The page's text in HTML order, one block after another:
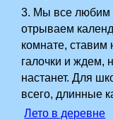
3. Мы все любим
отрываем
комнате, ставим
галочки и ждем,
настанет. Для
всего, длинные
Лето в деревне